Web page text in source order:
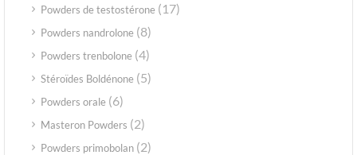
Powders de testostérone (17)
Powders nandrolone (8)
Powders trenbolone (4)
Stéroïdes Boldénone (5)
Powders orale (6)
Masteron Powders (2)
Powders primobolan (2)